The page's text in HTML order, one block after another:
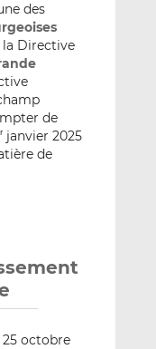
des
la Directive
de
janvier 2025
de
octobre